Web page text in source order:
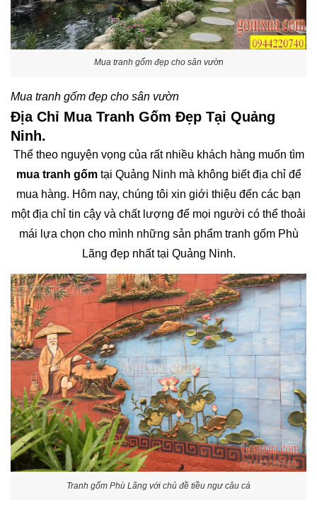
Mua tranh gốm đẹp cho sân vườn
Mua tranh gốm đẹp cho sân vườn
Địa Chỉ Mua Tranh Gốm Đẹp Tại Quảng
Ninh.
Thể theo nguyện vọng của rất nhiều khách hàng muốn tìm
mua tranh gốmtại Quảng Ninh mà không biết địa chỉ để
mua hàng. Hôm nay, chúng tôi xin giới thiệu đến các bạn
một địa chỉ tin cậy và chất lượng để mọi người có thể thoải
mái lựa chọn cho mình những sản phẩm tranh gốm Phù
Lãng đẹp nhất tại Quảng Ninh.
Tranh gốm Phù Lãng với chủ đề tiều ngư câu cá